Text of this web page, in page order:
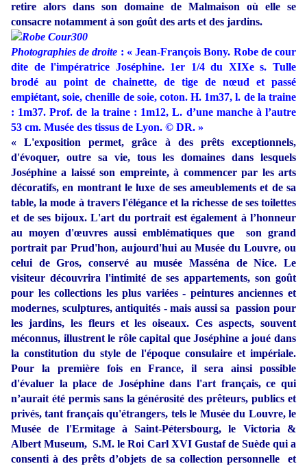
retire alors dans son domaine de Malmaison où elle se
consacre notamment à son goût des arts et des jardins.
Photographies de droite : «Jean-François Bony. Robe de cour
dite de l'impératrice Joséphine. 1er 1/4 du XIXe s. Tulle
brodé au point de chainette, de tige de nœud et passé
empiétant, soie, chenille de soie, coton. H. 1m37, l. de la traine
: 1m37. Prof. de la traine : 1m12, L. d’une manche à l’autre
53 cm. Musée des tissus de Lyon. © DR. »
« L'exposition permet, grâce à des prêts exceptionnels,
d'évoquer, outre sa vie, tous les domaines dans lesquels
Joséphine a laissé son empreinte, à commencer par les arts
décoratifs, en montrant le luxe de ses ameublements et de sa
table, la mode à travers l'élégance et la richesse de ses toilettes
et de ses bijoux. L'art du portrait est également à l’honneur
au moyen d'œuvres aussi emblématiques que son grand
portrait par Prud'hon, aujourd'hui au Musée du Louvre, ou
celui de Gros, conservé au
musée Masséna de Nice. Le
visiteur découvrira l'intimité de ses appartements, son goût
pour les collections les plus variées - peintures anciennes et
modernes, sculptures, antiquités - mais aussi sa
passion pour
les jardins, les fleurs et les oiseaux. Ces aspects, souvent
méconnus, illustrent le rôle capital que Joséphine a joué dans
la constitution du style de l'époque consulaire et impériale.
Pour la première fois en France, il sera ainsi possible
d'évaluer la place de Joséphine dans l'art français, ce qui
n’aurait été permis sans la générosité des prêteurs, publics et
privés, tant français qu'étrangers, tels le Musée du Louvre, le
Musée de l'Ermitage à Saint-Pétersbourg, le Victoria &
Albert Museum, S.M. le Roi Carl XVI Gustaf de Suède qui a
consenti à des prêts d’objets de sa collection personnelle et